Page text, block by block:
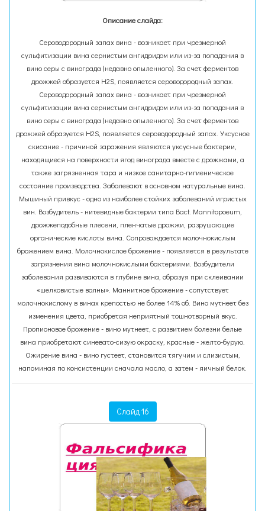
Описание слайда:
Сероводородный запах вина - возникает при чрезмерной
сульфитизации вина сернистым ангидридом или из-за попадания в
вино серы с винограда (недавно опыленного). За счет ферментов
дрожжей образуется H2S, появляется сероводородный запах.
Сероводородный запах вина - возникает при чрезмерной
сульфитизации вина сернистым ангидридом или из-за попадания в
вино серы с винограда (недавно опыленного). За счет ферментов
дрожжей образуется H2S, появляется сероводородный запах. Уксусное
скисание - причиной заражения являются уксусные бактерии,
находящиеся на поверхности ягод винограда вместе с дрожжами, а
также загрязненная тара и низкое санитарно-гигиеническое
состояние производства. Заболевают в основном натуральные вина.
Мышиный привкус - одно из наиболее стойких заболеваний игристых
вин. Возбудитель - нитевидные бактерии типа Bact. Мannitopoeum,
дрожжеподобные плесени, пленчатые дрожжи, разрушающие
органические кислоты вина. Сопровождается молочнокислым
брожением вина. Молочнокислое брожение - появляется в результате
загрязнения вина молочнокислыми бактериями. Возбудители
заболевания развиваются в глубине вина, образуя при склеивании
«шелковистые волны». Маннитное брожение - сопутствует
молочнокислому в винах крепостью не более 14% об. Вино мутнеет без
изменения цвета, приобретая неприятный тошнотворный вкус.
Пропионовое брожение - вино мутнеет, с развитием болезни белые
вина приобретают синевато-сизую окраску, красные - желто-бурую.
Ожирение вина - вино густеет, становится тягучим и слизистым,
напоминая по консистенции сначала масло, а затем - яичный белок.
Слайд 16